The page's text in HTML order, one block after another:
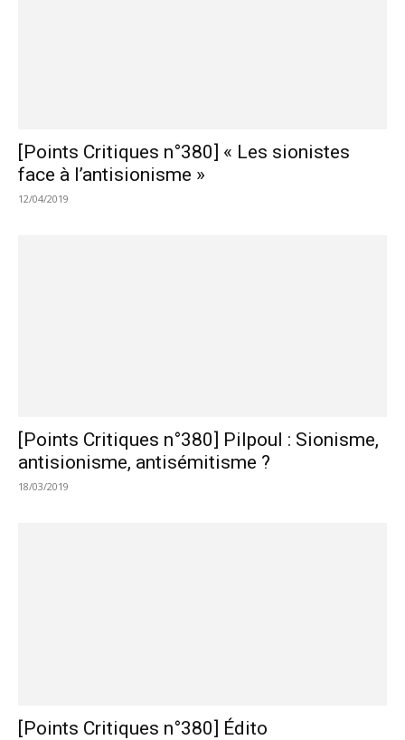
[Points Critiques n°380] « Les sionistes
face à l’antisionisme »
12/04/2019
[Points Critiques n°380] Pilpoul : Sionisme,
antisionisme, antisémitisme ?
18/03/2019
[Points Critiques n°380] Édito